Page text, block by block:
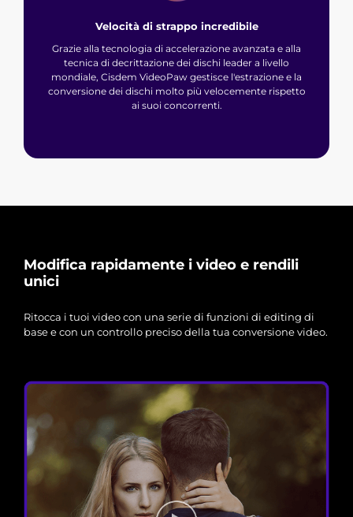
Velocità di strappo incredibile
Grazie alla tecnologia di accelerazione avanzata e alla
tecnica di decrittazione dei dischi leader a livello
mondiale, Cisdem VideoPaw gestisce l'estrazione e la
conversione dei dischi molto più velocemente rispetto
ai suoi concorrenti.
Modifica rapidamente i video e rendili
unici
Ritocca i tuoi video con una serie di funzioni di editing di
base e con un controllo preciso della tua conversione video.